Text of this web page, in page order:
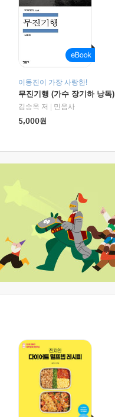
이동진이 가장 사랑한!
무진기행 (가수 장기하 낭독)
김승옥 저
민음사
5,000원